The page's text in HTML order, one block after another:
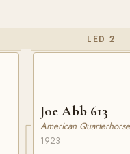
LED 2
Joe Abb 613
American Quarterhorse
1923